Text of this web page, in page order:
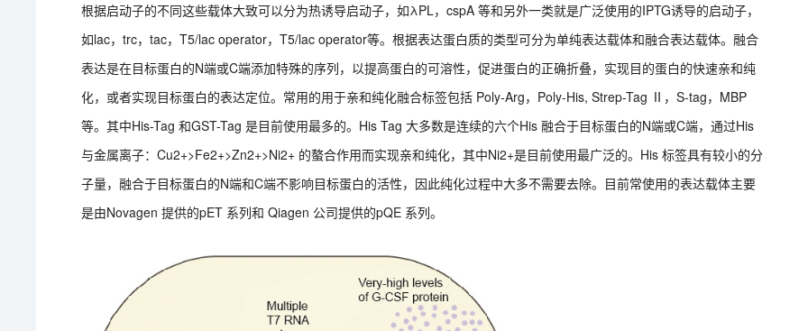
根据启动子的不同这些载体大致可以分为热诱导启动子，如λPL，cspA 等和另外一类就是广泛使用的IPTG诱导的启动子，
如lac，trc，tac，T5/lac operator，T5/lac operator等。根据表达蛋白质的类型可分为单纯表达载体和融合表达载体。融合
表达是在目标蛋白的N端或C端添加特殊的序列，以提高蛋白的可溶性，促进蛋白的正确折叠，实现目的蛋白的快速亲和纯
化，或者实现目标蛋白的表达定位。常用的用于亲和纯化融合标签包括 Poly-Arg，Poly-His, Strep-Tag Ⅱ，S-tag，MBP
等。其中His-Tag 和GST-Tag 是目前使用最多的。His Tag 大多数是连续的六个His 融合于目标蛋白的N端或C端，通过His
与金属离子：Cu2+>Fe2+>Zn2+>Ni2+ 的螯合作用而实现亲和纯化，其中Ni2+是目前使用最广泛的。His 标签具有较小的分
子量，融合于目标蛋白的N端和C端不影响目标蛋白的活性，因此纯化过程中大多不需要去除。目前常使用的表达载体主要
是由Novagen 提供的pET 系列和 Qiagen 公司提供的pQE 系列。